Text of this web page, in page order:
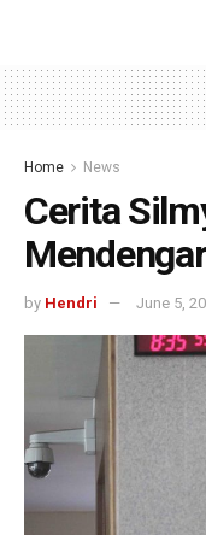
Home News
Cerita
by Hendri June 5,